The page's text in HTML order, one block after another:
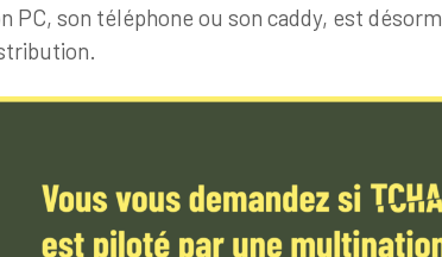
PC, son téléphone ou son caddy, est